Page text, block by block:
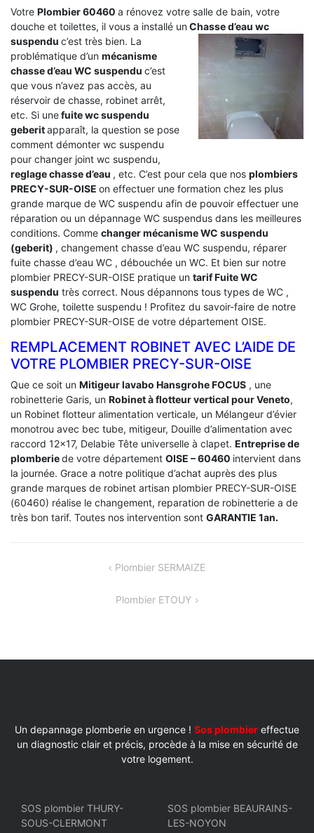
Votre Plombier 60460 a rénovez votre salle de bain, votre
douche et toilettes, il vous a installé unChasse d’eau wc
suspendu c’est très bien. La
problématique d’un mécanisme
chasse d’eau WC suspendu c’est
que vous n’avez pas accès, au
réservoir de chasse, robinet arrêt,
etc. Si unefuite wc suspendu
geberitapparaît, la question se pose
comment démonter wc suspendu
pour changer joint wc suspendu,
reglage chasse d’eau , etc. C’est pour cela que nos plombiers
PRECY-SUR-OISE on effectuer une formation chez les plus
grande marque de WC suspendu afin de pouvoir effectuer une
réparation ou un dépannage WC suspendus dans les meilleures
conditions. Comme changer mécanisme WC suspendu
(geberit) , changement chasse d’eau WC suspendu, réparer
fuite chasse d’eau WC , débouchée un WC. Et bien sur notre
plombier PRECY-SUR-OISE pratique un tarif Fuite WC
suspendu très correct. Nous dépannons tous types de WC ,
WC Grohe, toilette suspendu ! Profitez du savoir-faire de notre
plombier PRECY-SUR-OISE de votre département OISE.
REMPLACEMENT ROBINET AVEC L’AIDE DE
VOTRE PLOMBIER PRECY-SUR-OISE
Que ce soit un Mitigeur lavabo Hansgrohe FOCUS , une
robinetterie Garis, un Robinet à flotteur vertical pour Veneto,
un Robinet flotteur alimentation verticale, un Mélangeur d’évier
monotrou avec bec tube, mitigeur, Douille d’alimentation avec
raccord 12×17, Delabie Tête universelle à clapet. Entreprise de
plomberiede votre département OISE – 60460 intervient dans
la journée. Grace a notre politique d’achat auprès des plus
grande marques de robinet artisan plombier PRECY-SUR-OISE
(60460) réalise le changement, reparation de robinetterie a de
très bon tarif. Toutes nos intervention sont GARANTIE 1an.
Plombier SERMAIZE
Plombier ETOUY
Un depannage plomberie en urgence ! Sos plombier effectue
un diagnostic clair et précis, procède à la mise en sécurité de
votre logement.
SOS plombier THURY-
SOUS-CLERMONT
SOS plombier BEAURAINS-
LES-NOYON